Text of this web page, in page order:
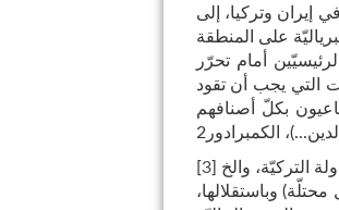
إيران وتركيا، إلى
أمام تحرّر
التي يجب أن تقود
بكلّ أصنافهم
الكمبرادور2
[3]
وباستقلالها،